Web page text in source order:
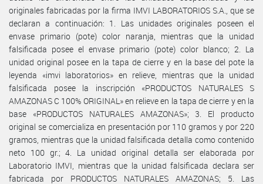
originales fabricadas por la firma IMVI LABORATORIOS S.A., que se
declaran a continuación: 1. Las unidades originales poseen el
envase primario (pote) color naranja, mientras que la unidad
falsificada posee el envase primario (pote) color blanco; 2. La
unidad original posee en la tapa de cierre y en la base del pote la
leyenda «imvi laboratorios» en relieve, mientras que la unidad
falsificada posee la inscripción «PRODUCTOS NATURALES S
AMAZONAS C 100% ORIGINAL» en relieve en la tapa de cierre y en la
base «PRODUCTOS NATURALES AMAZONAS»; 3. El producto
original se comercializa en presentación por 110 gramos y por 220
gramos, mientras que la unidad falsificada detalla como contenido
neto 100 gr.; 4. La unidad original detalla ser elaborada por
Laboratorio IMVI, mientras que la unidad falsificada declara ser
fabricada por PRODUCTOS NATURALES AMAZONAS; 5. Las